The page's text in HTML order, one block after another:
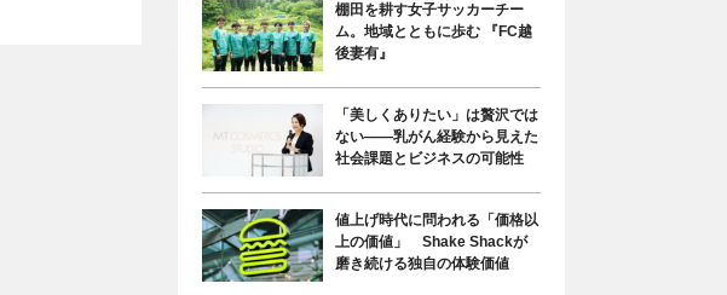
棚田を耕す女子サッカーチー
ム。地域とともに歩む 『FC越
後妻有』
「美しくありたい」は贅沢では
ない――乳がん経験から見えた
社会課題とビジネスの可能性
値上げ時代に問われる「価格以
上の価値」 Shake Shackが
磨き続ける独自の体験価値